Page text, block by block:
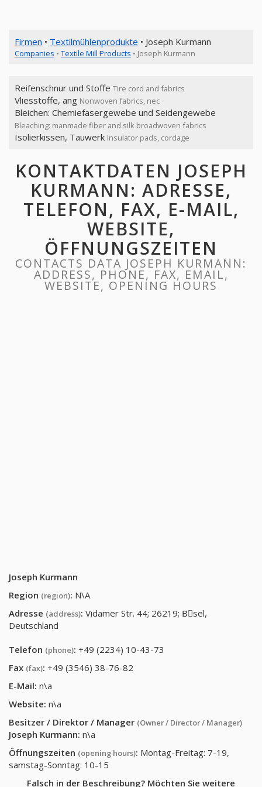
Firmen • Textilmühlenprodukte • Joseph Kurmann
Companies • Textile Mill Products • Joseph Kurmann
Reifenschnur und Stoffe Tire cord and fabrics
Vliesstoffe, ang Nonwoven fabrics, nec
Bleichen: Chemiefasergewebe und Seidengewebe
Bleaching: manmade fiber and silk broadwoven fabrics
Isolierkissen, Tauwerk Insulator pads, cordage
KONTAKTDATEN JOSEPH
KURMANN: ADRESSE,
TELEFON, FAX, E-MAIL,
WEBSITE,
ÖFFNUNGSZEITEN
CONTACTS DATA JOSEPH KURMANN:
ADDRESS, PHONE, FAX, EMAIL,
WEBSITE, OPENING HOURS
Joseph Kurmann
Region (region): N\A
Adresse (address): Vidamer Str. 44; 26219; Bِsel,
Deutschland
Telefon (phone): +49 (2234) 10-43-73
Fax (fax): +49 (3546) 38-76-82
E-Mail: n\a
Website: n\a
Besitzer / Direktor / Manager (Owner / Director / Manager)
Joseph Kurmann: n\a
Öffnungszeiten (opening hours): Montag-Freitag: 7-19,
samstag-Sonntag: 10-15
Falsch in der Beschreibung? Möchten Sie weitere